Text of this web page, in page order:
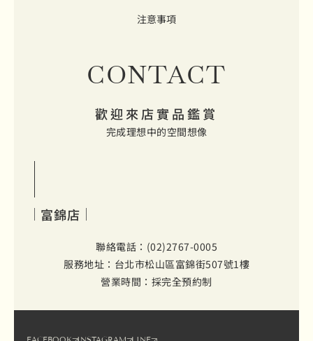
注意事項
CONTACT
歡迎來店實品鑑賞
完成理想中的空間想像
富錦店
聯絡電話：(02)2767-0005
服務地址：台北市松山區富錦街507號1樓
營業時間：採完全預約制